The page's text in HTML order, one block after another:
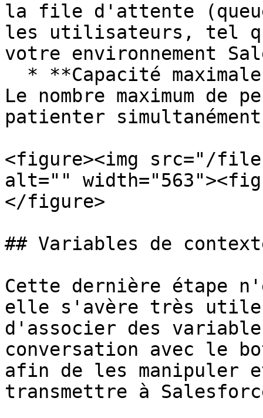
la file d'attente
les utilisateurs, tel
votre environnement
Le nombre maximum de
patienter
<figure><img src="/files/
alt=""
</figure>
## Variables de
Cette dernière étape
elle s'avère très
d'associer des
conversation avec le
afin de les manipuler
transmettre à